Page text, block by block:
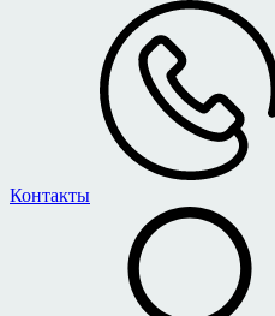
Контакты